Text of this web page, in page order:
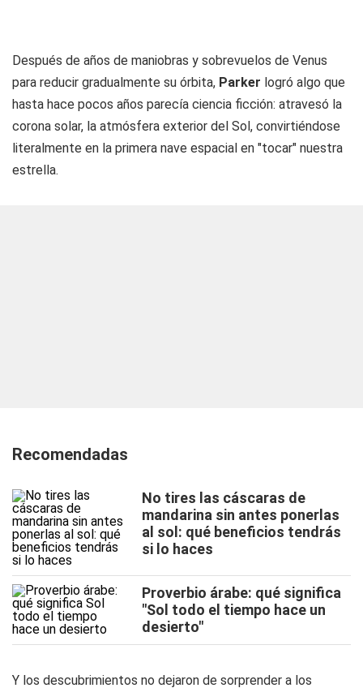
Después de años de maniobras y sobrevuelos de Venus
para reducir gradualmente su órbita, Parker logró algo que
hasta hace pocos años parecía ciencia ficción: atravesó la
corona solar, la atmósfera exterior del Sol, convirtiéndose
literalmente en la primera nave espacial en "tocar" nuestra
estrella.
Recomendadas
No tires las cáscaras de
mandarina sin antes ponerlas
al sol: qué beneficios tendrás
si lo haces
Proverbio árabe: qué significa
"Sol todo el tiempo hace un
desierto"
Y los descubrimientos no dejaron de sorprender a los